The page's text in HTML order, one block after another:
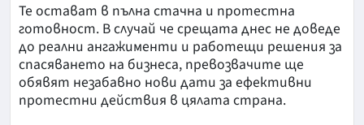
Те остават в пълна стачна и протестна
готовност. В случай че срещата днес не доведе
до реални ангажименти и работещи решения за
спасяването на бизнеса, превозвачите ще
обявят незабавно нови дати за ефективни
протестни действия в цялата страна.